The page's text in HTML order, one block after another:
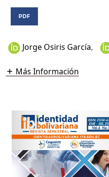
PDF
Jorge Osiris García,
Más Información